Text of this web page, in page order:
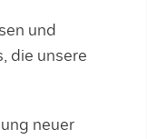
und
die unsere
neuer